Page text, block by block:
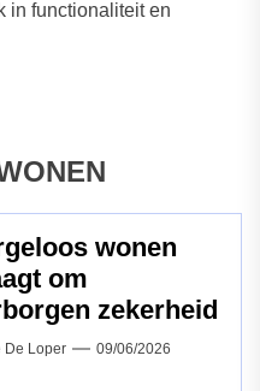
in functionaliteit en
wonen
om
zekerheid
De Loper 09/06/2026